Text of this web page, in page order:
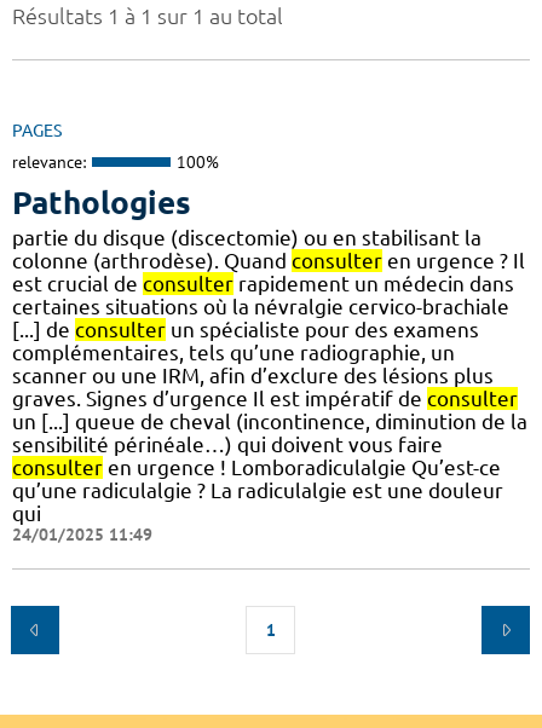
Résultats 1 à 1 sur 1 au total
PAGES
relevance: 100%
Pathologies
partie du disque (discectomie) ou en stabilisant la
colonne (arthrodèse). Quand consulter en urgence ? Il
est crucial de consulter rapidement un médecin dans
certaines situations où la névralgie cervico-brachiale
[...] de consulter un spécialiste pour des examens
complémentaires, tels qu’une radiographie, un
scanner ou une IRM, afin d’exclure des lésions plus
graves. Signes d’urgence Il est impératif de consulter
un [...] queue de cheval (incontinence, diminution de la
sensibilité périnéale…) qui doivent vous faire
consulter en urgence ! Lomboradiculalgie Qu’est-ce
qu’une radiculalgie ? La radiculalgie est une douleur
qui
24/01/2025 11:49
1